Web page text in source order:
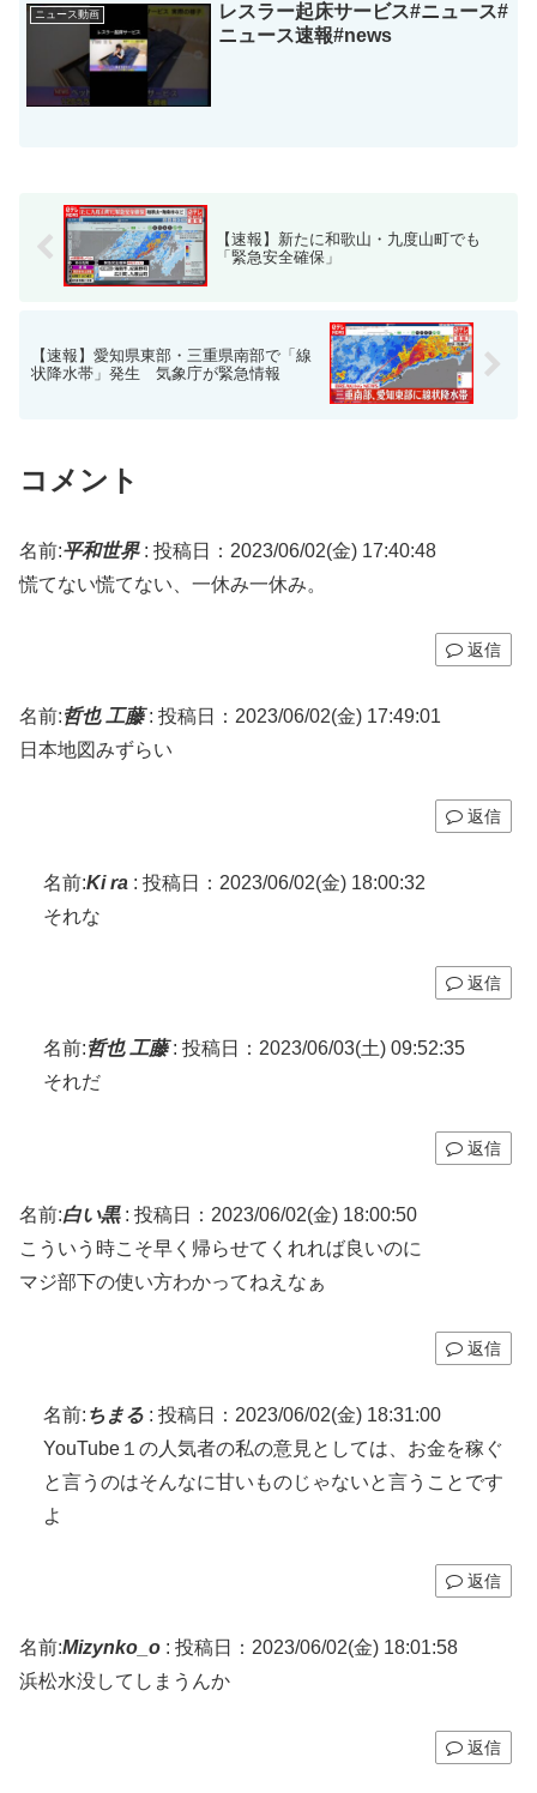
ニュース動画
レスラー起床サービス#ニュース#
ニュース速報#news
【速報】新たに和歌山・九度山町でも
「緊急安全確保」
【速報】愛知県東部・三重県南部で「線
状降水帯」発生 気象庁が緊急情報
コメント
名前:平和世界: 投稿日：2023/06/02(金) 17:40:48
慌てない慌てない、一休み一休み。
返信
名前:哲也 工藤: 投稿日：2023/06/02(金) 17:49:01
日本地図みずらい
返信
名前:Ki ra : 投稿日：2023/06/02(金) 18:00:32
それな
返信
名前:哲也 工藤: 投稿日：2023/06/03(土) 09:52:35
それだ
返信
名前:白い黒: 投稿日：2023/06/02(金) 18:00:50
こういう時こそ早く帰らせてくれれば良いのに
マジ部下の使い方わかってねえなぁ
返信
名前: ちまる : 投稿日：2023/06/02(金) 18:31:00
YouTube１の人気者の私の意見としては、お金を稼ぐ
と言うのはそんなに甘いものじゃないと言うことです
よ
返信
名前:Mizynko_o : 投稿日：2023/06/02(金) 18:01:58
浜松水没してしまうんか
返信